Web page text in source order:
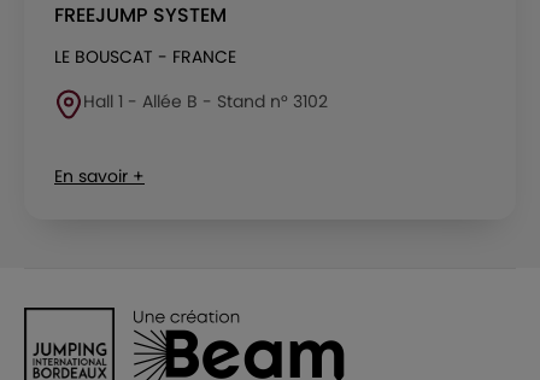
FREEJUMP SYSTEM
LE BOUSCAT - FRANCE
Hall 1 - Allée B - Stand n° 3102
En savoir +